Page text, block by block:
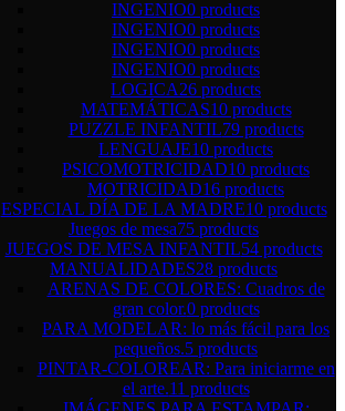
INGENIO0 products
INGENIO0 products
INGENIO0 products
INGENIO0 products
LOGICA26 products
MATEMÁTICAS10 products
PUZZLE INFANTIL79 products
LENGUAJE10 products
PSICOMOTRICIDAD10 products
MOTRICIDAD16 products
ESPECIAL DÍA DE LA MADRE10 products
Juegos de mesa75 products
JUEGOS DE MESA INFANTIL54 products
MANUALIDADES28 products
ARENAS DE COLORES: Cuadros de
gran color.0 products
PARA MODELAR: lo más fácil para los
pequeños.5 products
PINTAR-COLOREAR: Para iniciarme en
el arte.11 products